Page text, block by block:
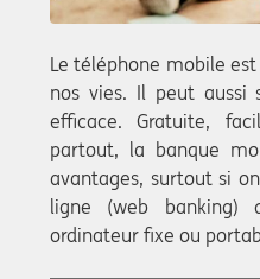
Le téléphone mobile
nos vies. Il peut aussi
efficace. Gratuite,
partout, la banque
avantages, surtout si
ligne (web banking)
ordinateur fixe ou